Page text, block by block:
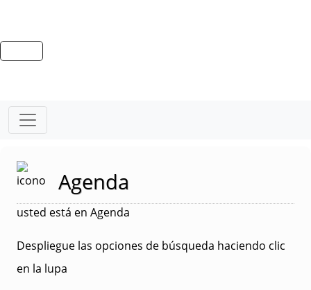
Agenda
usted está en Agenda
Despliegue las opciones de búsqueda haciendo clic
en la lupa